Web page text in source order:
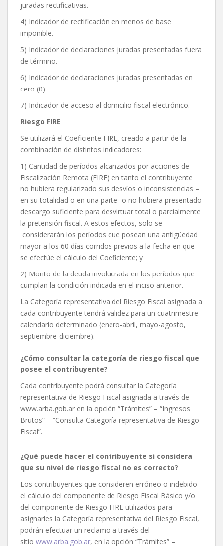
juradas rectificativas.
4) Indicador de rectificación en menos de base
imponible.
5) Indicador de declaraciones juradas presentadas fuera
de término.
6) Indicador de declaraciones juradas presentadas en
cero (0).
7) Indicador de acceso al domicilio fiscal electrónico.
Riesgo FIRE
Se utilizará el Coeficiente FIRE, creado a partir de la
combinación de distintos indicadores:
1) Cantidad de períodos alcanzados por acciones de
Fiscalización Remota (FIRE) en tanto el contribuyente
no hubiera regularizado sus desvíos o inconsistencias –
en su totalidad o en una parte- o no hubiera presentado
descargo suficiente para desvirtuar total o parcialmente
la pretensión fiscal. A estos efectos, solo se
considerarán los períodos que posean una antigüedad
mayor a los 60 días corridos previos a la fecha en que
se efectúe el cálculo del Coeficiente; y
2) Monto de la deuda involucrada en los períodos que
cumplan la condición indicada en el inciso anterior.
La Categoría representativa del Riesgo Fiscal asignada a
cada contribuyente tendrá validez para un cuatrimestre
calendario determinado (enero-abril, mayo-agosto,
septiembre-diciembre).
¿Cómo consultar la categoría de riesgo fiscal que
posee el contribuyente?
Cada contribuyente podrá consultar la Categoría
representativa de Riesgo Fiscal asignada a través de
www.arba.gob.ar en la opción “Trámites” – “Ingresos
Brutos” – “Consulta Categoría representativa de Riesgo
Fiscal”.
¿Qué puede hacer el contribuyente si considera
que su nivel de riesgo fiscal no es correcto?
Los contribuyentes que consideren erróneo o indebido
el cálculo del componente de Riesgo Fiscal Básico y/o
del componente de Riesgo FIRE utilizados para
asignarles la Categoría representativa del Riesgo Fiscal,
podrán efectuar un reclamo a través del
sitio www.arba.gob.ar, en la opción “Trámites” –